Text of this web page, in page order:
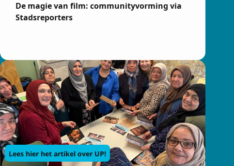
De magie van film: communityvorming via
Stadsreporters
Lees hier het artikel over UP!